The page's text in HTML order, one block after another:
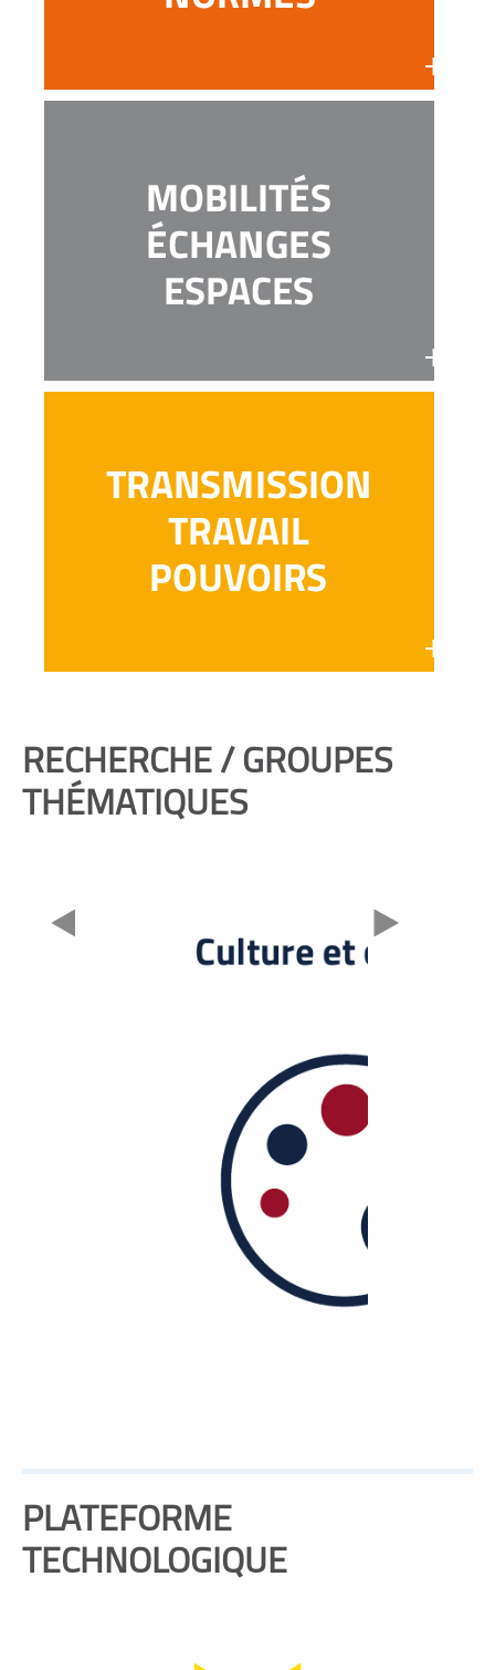
RECHERCHE / GROUPES
THÉMATIQUES
PLATEFORME
TECHNOLOGIQUE